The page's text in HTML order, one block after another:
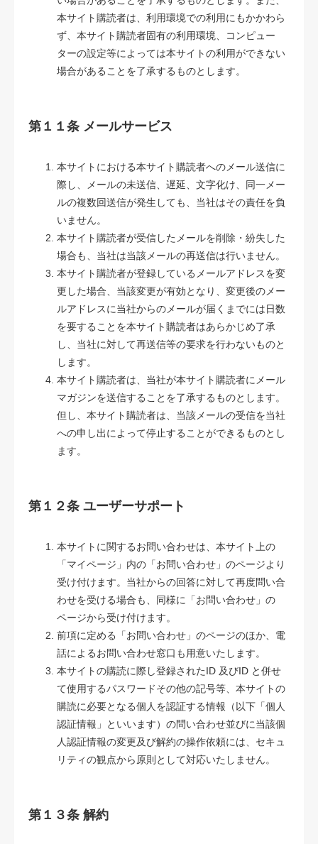
本サイト購読者は、利用環境での利用にもかかわら
ず、本サイト購読者固有の利用環境、コンピュー
ターの設定等によっては本サイトの利用ができない
場合があることを了承するものとします。
第１１条 メールサービス
本サイトにおける本サイト購読者へのメール送信に
際し、メールの未送信、遅延、文字化け、同一メー
ルの複数回送信が発生しても、当社はその責任を負
いません。
本サイト購読者が受信したメールを削除・紛失した
場合も、当社は当該メールの再送信は行いません。
本サイト購読者が登録しているメールアドレスを変
更した場合、当該変更が有効となり、変更後のメー
ルアドレスに当社からのメールが届くまでには日数
を要することを本サイト購読者はあらかじめ了承
し、当社に対して再送信等の要求を行わないものと
します。
本サイト購読者は、当社が本サイト購読者にメール
マガジンを送信することを了承するものとします。
但し、本サイト購読者は、当該メールの受信を当社
への申し出によって停止することができるものとし
ます。
第１２条 ユーザーサポート
本サイトに関するお問い合わせは、本サイト上の
「マイページ」内の「お問い合わせ」のページより
受け付けます。当社からの回答に対して再度問い合
わせを受ける場合も、同様に「お問い合わせ」の
ページから受け付けます。
前項に定める「お問い合わせ」のページのほか、電
話によるお問い合わせ窓口も用意いたします。
本サイトの購読に際し登録されたID 及びID と併せ
て使用するパスワードその他の記号等、本サイトの
購読に必要となる個人を認証する情報（以下「個人
認証情報」といいます）の問い合わせ並びに当該個
人認証情報の変更及び解約の操作依頼には、セキュ
リティの観点から原則として対応いたしません。
第１３条 解約